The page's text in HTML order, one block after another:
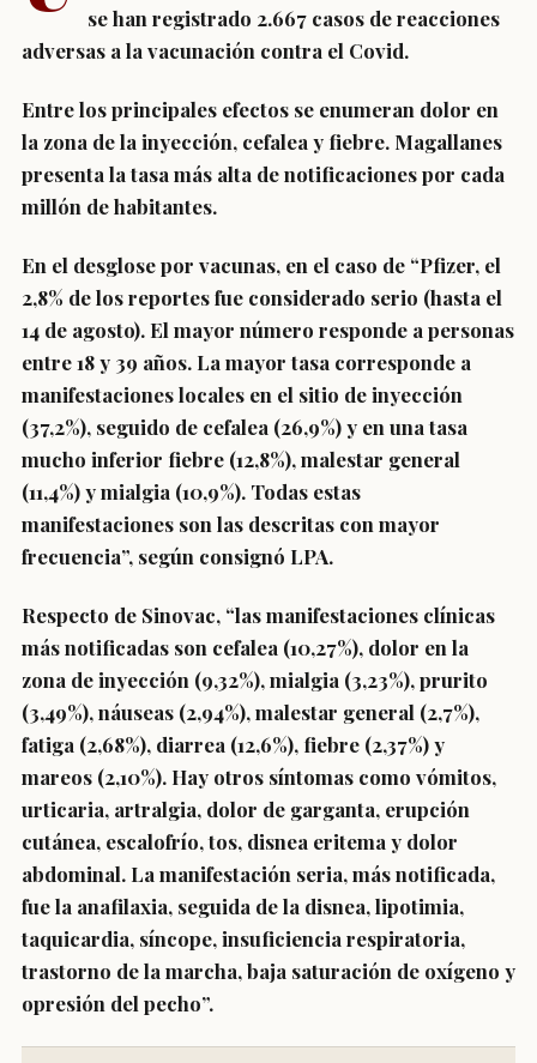
se han registrado 2.667 casos de reacciones
adversas a la vacunación contra el Covid.
Entre los principales efectos se enumeran dolor en
la zona de la inyección, cefalea y fiebre. Magallanes
presenta la tasa más alta de notificaciones por cada
millón de habitantes.
En el desglose por vacunas, en el caso de “Pfizer, el
2,8% de los reportes fue considerado serio (hasta el
14 de agosto). El mayor número responde a personas
entre 18 y 39 años. La mayor tasa corresponde a
manifestaciones locales en el sitio de inyección
(37,2%), seguido de cefalea (26,9%) y en una tasa
mucho inferior fiebre (12,8%), malestar general
(11,4%) y mialgia (10,9%). Todas estas
manifestaciones son las descritas con mayor
frecuencia”, según consignó LPA.
Respecto de Sinovac, “las manifestaciones clínicas
más notificadas son cefalea (10,27%), dolor en la
zona de inyección (9,32%), mialgia (3,23%), prurito
(3,49%), náuseas (2,94%), malestar general (2,7%),
fatiga (2,68%), diarrea (12,6%), fiebre (2,37%) y
mareos (2,10%). Hay otros síntomas como vómitos,
urticaria, artralgia, dolor de garganta, erupción
cutánea, escalofrío, tos, disnea eritema y dolor
abdominal. La manifestación seria, más notificada,
fue la anafilaxia, seguida de la disnea, lipotimia,
taquicardia, síncope, insuficiencia respiratoria,
trastorno de la marcha, baja saturación de oxígeno y
opresión del pecho”.